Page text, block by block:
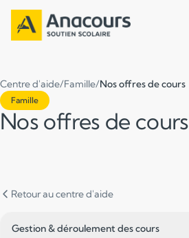
Centre d'aide/Famille/Nos offres de cours
Famille
Nos offres de cours
Retour au centre d'aide
Gestion & déroulement des cours